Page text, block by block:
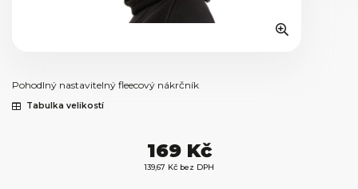
Pohodlný nastavitelný fleecový nákrčník
Tabulka velikostí
169 Kč
139,67 Kč bez DPH